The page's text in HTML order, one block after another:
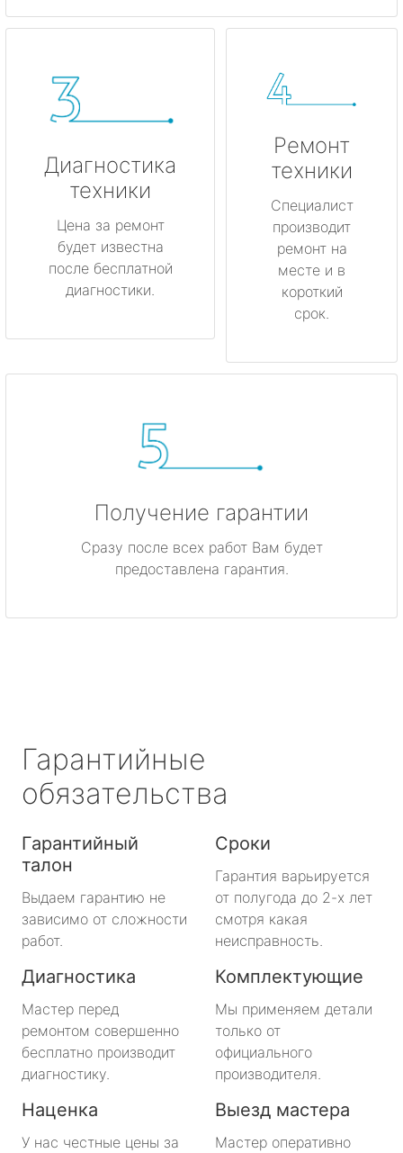
Диагностика
техники
Цена за ремонт
будет известна
после бесплатной
диагностики.
Ремонт
техники
Специалист
производит
ремонт на
месте и в
короткий
срок.
Получение гарантии
Сразу после всех работ Вам будет
предоставлена гарантия.
Гарантийные
обязательства
Гарантийный
талон
Выдаем гарантию не
зависимо от сложности
работ.
Сроки
Гарантия варьируется
от полугода до 2-х лет
смотря какая
неисправность.
Диагностика
Мастер перед
ремонтом совершенно
бесплатно производит
диагностику.
Комплектующие
Мы применяем детали
только от
официального
производителя.
Наценка
У нас честные цены за
Выезд мастера
Мастер оперативно